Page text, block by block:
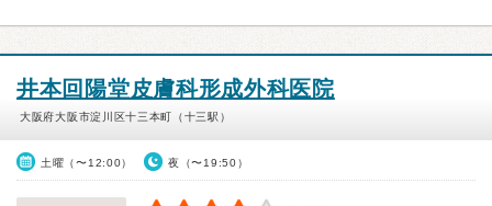
井本回陽堂皮膚科形成外科医院
大阪府大阪市淀川区十三本町（十三駅）
土曜（〜12:00） 夜（〜19:50）